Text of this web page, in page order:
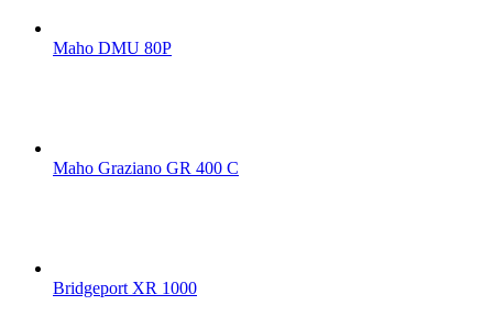
Maho DMU 80P
Maho Graziano GR 400 C
Bridgeport XR 1000